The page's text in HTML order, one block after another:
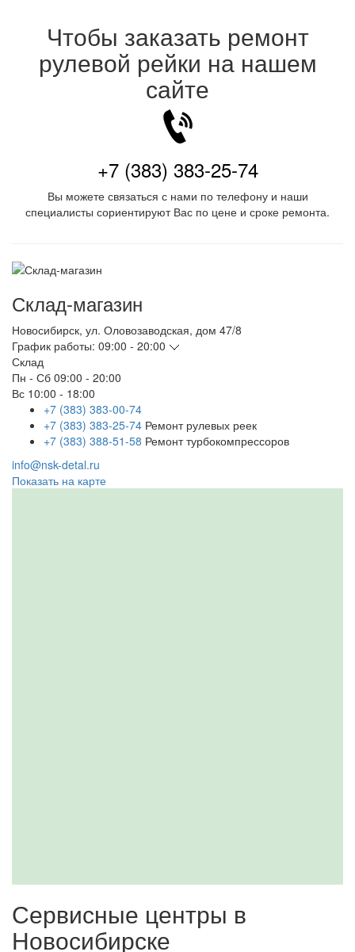
Чтобы заказать ремонт
рулевой рейки на нашем
сайте
+7 (383) 383-25-74
Вы можете связаться с нами по телефону и наши
специалисты сориентируют Вас по цене и сроке ремонта.
Склад-магазин
Новосибирск, ул. Оловозаводская, дом 47/8
График работы: 09:00 - 20:00
Склад
Пн - Сб 09:00 - 20:00
Вс 10:00 - 18:00
+7 (383) 383-00-74
+7 (383) 383-25-74 Ремонт рулевых реек
+7 (383) 388-51-58 Ремонт турбокомпрессоров
info@nsk-detal.ru
Показать на карте
Сервисные центры в
Новосибирске